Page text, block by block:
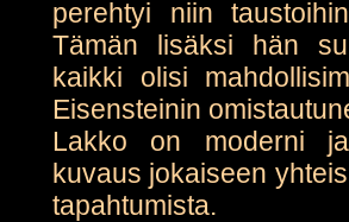
perehtyi niin
Tämän lisäksi hän
kaikki olisi
Eisensteinin
Lakko on moderni
kuvaus jokaiseen
tapahtumista.